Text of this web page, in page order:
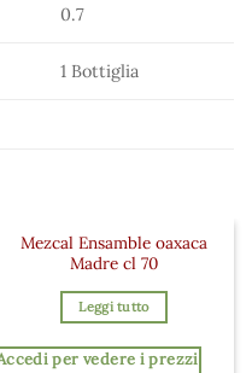
0.7
1 Bottiglia
preferiti
Mezcal Ensamble oaxaca
Madre cl 70
Leggi tutto
per vedere i prezzi